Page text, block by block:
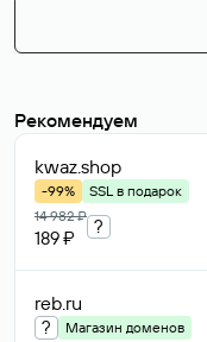
Рекомендуем
kwaz.shop
-99%
SSL в подарок
14 982 ₽
189 ₽
?
reb.ru
? Магазин доменов